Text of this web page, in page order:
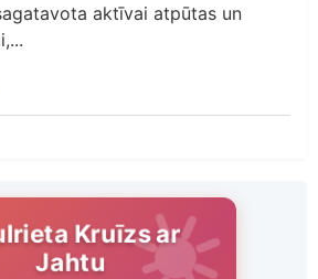
aktīvai atpūtas un
Kruīzs ar
Jahtu